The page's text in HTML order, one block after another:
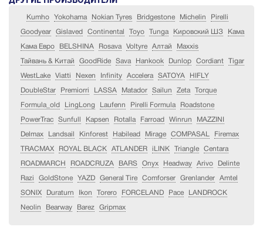
Kumho Yokohama Nokian Tyres Bridgestone Michelin Pirelli
Goodyear Gislaved Continental Toyo Tunga Кировский ШЗ Кама
Кама Евро BELSHINA Rosava Voltyre Алтай Maxxis
Тайвань & Китай GoodRide Sava Hankook Dunlop Cordiant Tigar
WestLake Viatti Nexen Infinity Accelera SATOYA HIFLY
DoubleStar Premiorri LASSA Matador Sailun Zeta Torque
Formula_old LingLong Laufenn Pirelli Formula Roadstone
PowerTrac Sunfull Kapsen Rotalla Farroad Winrun MAZZINI
Delmax Landsail Kinforest Habilead Mirage COMPASAL Firemax
TRACMAX ROYAL BLACK ATLANDER iLINK Triangle Centara
ROADMARCH ROADCRUZA BARS Onyx Headway Arivo Delinte
Razi GoldStone YAZD General Tire Comforser Grenlander Amtel
SONIX Duraturn Ikon Torero FORCELAND Pace LANDROCK
Neolin Bearway Barez Gripmax